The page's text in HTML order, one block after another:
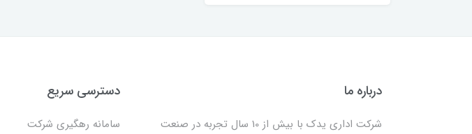
درباره ما
شرکت اداری یدک با بیش از 10 سال تجربه در صنعت
دسترسی سریع
سامانه رهگیری شرکت